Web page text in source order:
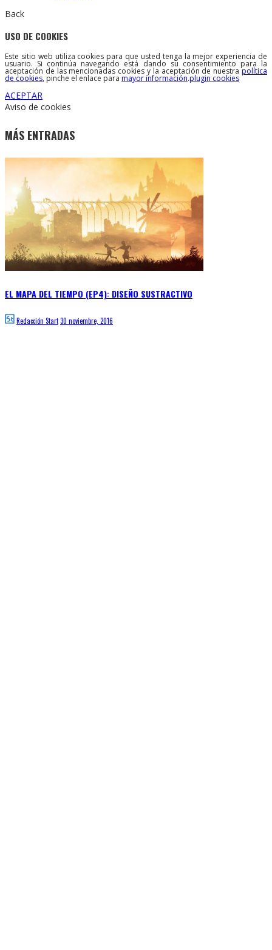
Back
USO DE COOKIES
Este sitio web utiliza cookies para que usted tenga la mejor experiencia de
usuario. Si continúa navegando está dando su consentimiento para la
aceptación de las mencionadas cookies y la aceptación de nuestrapolítica
de cookies, pinche el enlace para mayor información.plugin cookies
ACEPTAR
Aviso de cookies
MÁS ENTRADAS
EL MAPA DEL TIEMPO (EP4): DISEÑO SUSTRACTIVO
Redacción Start30 noviembre, 2016